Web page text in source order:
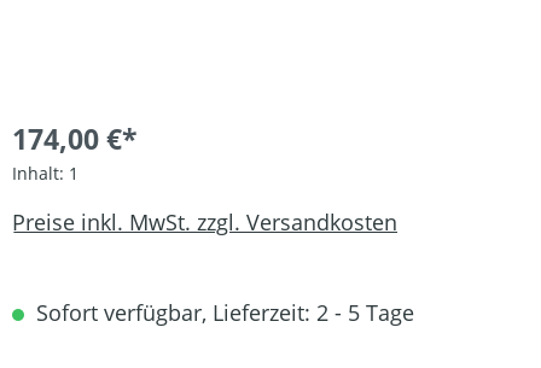
174,00 €*
Inhalt: 1
Preise inkl. MwSt. zzgl. Versandkosten
Sofort verfügbar, Lieferzeit: 2 - 5 Tage